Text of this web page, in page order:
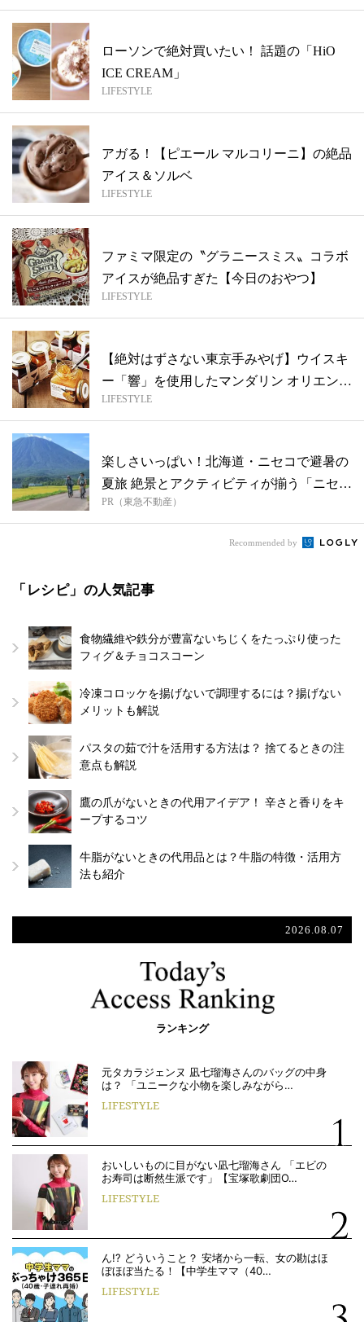
ローソンで絶対買いたい！ 話題の「HiO
ICE CREAM」
LIFESTYLE
アガる！【ピエール マルコリーニ】の絶品
アイス＆ソルベ
LIFESTYLE
ファミマ限定の〝グラニースミス〟コラボ
アイスが絶品すぎた【今日のおやつ】
LIFESTYLE
【絶対はずさない東京手みやげ】ウイスキ
ー「響」を使用したマンダリン オリエンタ
ル...
LIFESTYLE
楽しさいっぱい！北海道・ニセコで避暑の
夏旅 絶景とアクティビティが揃う「ニセコ
東...
PR（東急不動産）
Recommended by
「レシピ」の人気記事
食物繊維や鉄分が豊富ないちじくをたっぷり使った
フィグ＆チョコスコーン
冷凍コロッケを揚げないで調理するには？揚げない
メリットも解説
パスタの茹で汁を活用する方法は？ 捨てるときの注
意点も解説
鷹の爪がないときの代用アイデア！ 辛さと香りをキ
ープするコツ
牛脂がないときの代用品とは？牛脂の特徴・活用方
法も紹介
2026.08.07
ランキング
元タカラジェンヌ 凪七瑠海さんのバッグの中身
は？ 「ユニークな小物を楽しみながら…
LIFESTYLE
おいしいものに目がない凪七瑠海さん 「エビの
お寿司は断然生派です」【宝塚歌劇団O…
LIFESTYLE
ん!? どういうこと？ 安堵から一転、女の勘はほ
ぼほぼ当たる！【中学生ママ（40…
LIFESTYLE